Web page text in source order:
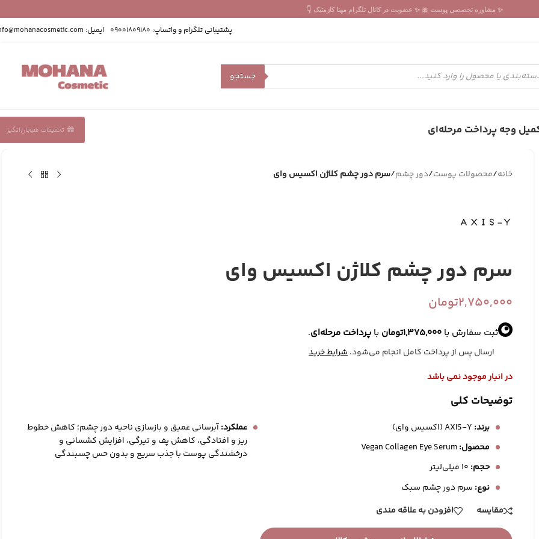
✨ مشاوره تخصصی پوست 🎀 ✨ عضویت در کانال تلگرام مهنا کازمتیک 👇
پشتیبانی تلگرام و واتساپ: 09001809180 ایمیل:
جستجو
تثبیت کننده آرایش
کیف آرایشی
کالکشن
وجه پرداخت مرحله‌ای تخفیفات هیجان‌انگیز
خانه/محصولات پوست/دور چشم/سرم دور چشم کلاژن اکسیس وای
سرم دور چشم کلاژن اکسیس وای
2,750,000تومان
ثبت سفارش با 1,375,000تومان با پرداخت مرحله‌ای.
ارسال پس از پرداخت کامل انجام می‌شود.شرایط خرید
در انبار موجود نمی باشد
توضیحات کلی
برند:
محصول:
حجم:
نوع: سرم دور چشم سبک
عملکرد:آبرسانی عمیق و بازسازی ناحیه دور چشم؛ کاهش خطوط
ریز و افتادگی، کاهش پف و تیرگی، افزایش کشسانی و
درخشندگی پوست با جذب سریع و بدون حس چسبندگی
مقایسه افزودن به علاقه مندی